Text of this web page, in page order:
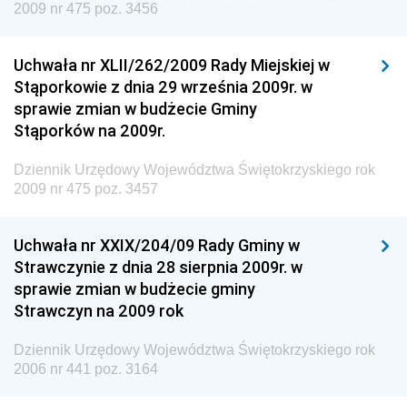
Dziennik Urzędowy Urzędu Patentowego
Dziennik Urzędowy Generalnej Dyrekcji Dróg
Krajowych i Autostrad
Dziennik Urzędowy Ministra Środowiska
Dziennik Urzędowy Ministra Edukacji
Dziennik Urzędowy Ministra Przemysłu
Dziennik Urzędowy Ministra Finansów i Gospodarki
Dziennik Urzędowy Ministra do Spraw Unii
Dziennik Urzędowy Agencji Wywiadu
2009 nr 475 poz. 3456
Uchwała nr XLII/262/2009 Rady Miejskiej w
Stąporkowie z dnia 29 września 2009r. w
sprawie zmian w budżecie Gminy
Stąporków na 2009r.
Dziennik Urzędowy Województwa Świętokrzyskiego rok
2009 nr 475 poz. 3457
Uchwała nr XXIX/204/09 Rady Gminy w
Strawczynie z dnia 28 sierpnia 2009r. w
sprawie zmian w budżecie gminy
Strawczyn na 2009 rok
Dziennik Urzędowy Województwa Świętokrzyskiego rok
2006 nr 441 poz. 3164